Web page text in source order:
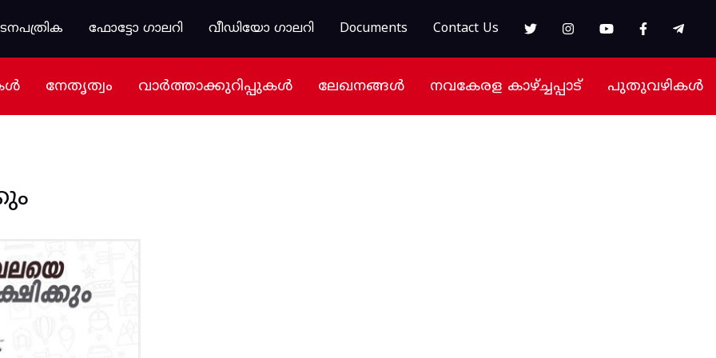
ഫോട്ടോ ഗാലറി വീഡിയോ ഗാലറി Documents Contact Us
നേതൃത്വം വാർത്താക്കുറിപ്പുകൾ ലേഖനങ്ങൾ നവകേരള കാഴ്ച്ചപ്പാട് പുതുവഴികൾ